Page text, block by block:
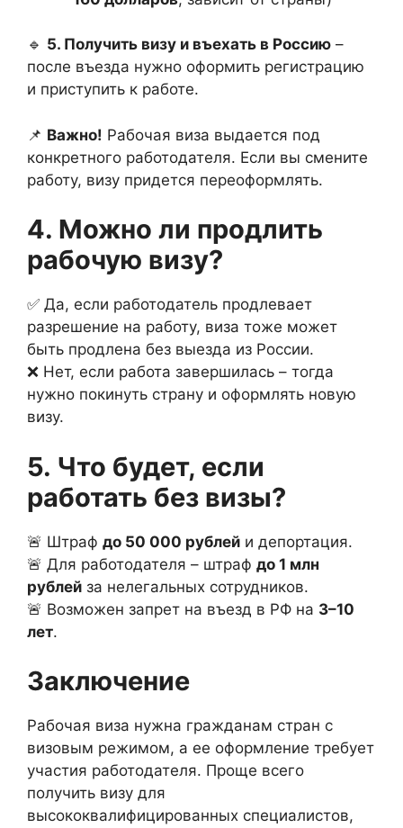
🔹 5. Получить визу и въехать в Россию –
после въезда нужно оформить регистрацию
и приступить к работе.
📌 Важно! Рабочая виза выдается под
конкретного работодателя. Если вы смените
работу, визу придется переоформлять.
4. Можно ли продлить
рабочую визу?
✅ Да, если работодатель продлевает
разрешение на работу, виза тоже может
быть продлена без выезда из России.
❌ Нет, если работа завершилась – тогда
нужно покинуть страну и оформлять новую
визу.
5. Что будет, если
работать без визы?
🚨 Штраф до 50 000 рублей и депортация.
🚨 Для работодателя – штраф до 1 млн
рублей за нелегальных сотрудников.
🚨 Возможен запрет на въезд в РФ на 3–10
лет.
Заключение
Рабочая виза нужна гражданам стран с
визовым режимом, а ее оформление требует
участия работодателя. Проще всего
получить визу для
высококвалифицированных специалистов,